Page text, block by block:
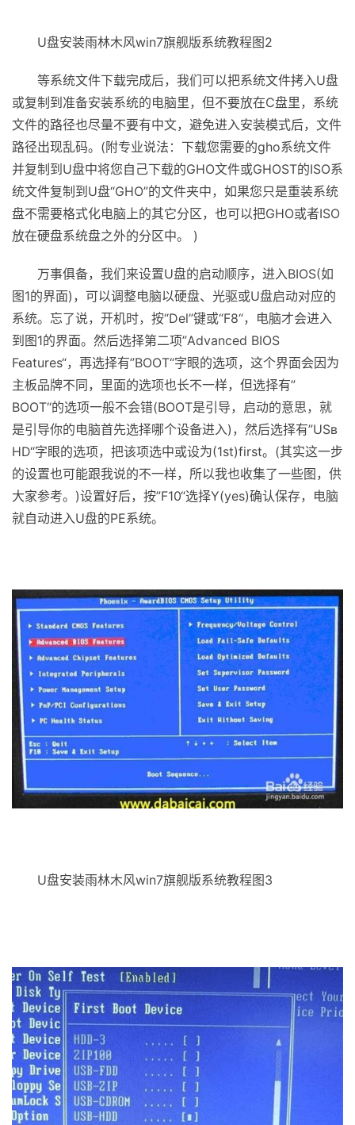
U盘安装雨林木风win7旗舰版系统教程图2
等系统文件下载完成后，我们可以把系统文件拷入U盘
或复制到准备安装系统的电脑里，但不要放在C盘里，系统
文件的路径也尽量不要有中文，避免进入安装模式后，文件
路径出现乱码。(附专业说法：下载您需要的gho系统文件
并复制到U盘中将您自己下载的GHO文件或GHOST的ISO系
统文件复制到U盘“GHO”的文件夹中，如果您只是重装系统
盘不需要格式化电脑上的其它分区，也可以把GHO或者ISO
放在硬盘系统盘之外的分区中。 )
万事俱备，我们来设置U盘的启动顺序，进入BIOS(如
图1的界面)，可以调整电脑以硬盘、光驱或U盘启动对应的
系统。忘了说，开机时，按“Del”键或“F8“，电脑才会进入
到图1的界面。然后选择第二项”Advanced BIOS
Features“，再选择有”BOOT“字眼的选项，这个界面会因为
主板品牌不同，里面的选项也长不一样，但选择有”
BOOT“的选项一般不会错(BOOT是引导，启动的意思，就
是引导你的电脑首先选择哪个设备进入)，然后选择有”USв
HD“字眼的选项，把该项选中或设为(1st)first。(其实这一步
的设置也可能跟我说的不一样，所以我也收集了一些图，供
大家参考。)设置好后，按”F10“选择Y(yes)确认保存，电脑
就自动进入U盘的PE系统。
U盘安装雨林木风win7旗舰版系统教程图3